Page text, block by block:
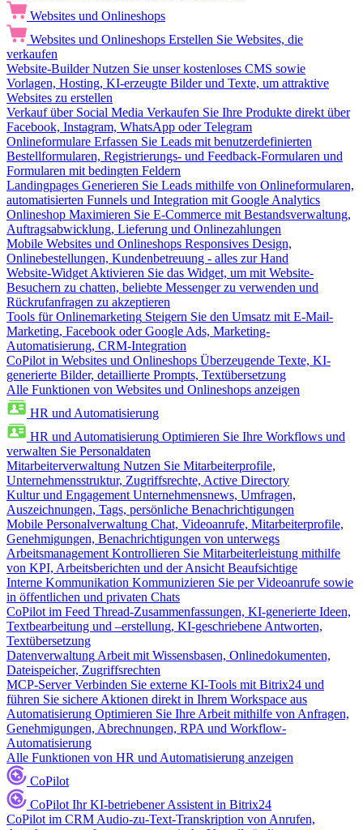
Websites und Onlineshops
Websites und Onlineshops Erstellen Sie Websites, die
verkaufen
Website-Builder Nutzen Sie unser kostenloses CMS sowie
Vorlagen, Hosting, KI-erzeugte Bilder und Texte, um attraktive
Websites zu erstellen
Verkauf über Social Media Verkaufen Sie Ihre Produkte direkt über
Facebook, Instagram, WhatsApp oder Telegram
Onlineformulare Erfassen Sie Leads mit benutzerdefinierten
Bestellformularen, Registrierungs- und Feedback-Formularen und
Formularen mit bedingten Feldern
Landingpages Generieren Sie Leads mithilfe von Onlineformularen,
automatisierten Funnels und Integration mit Google Analytics
Onlineshop Maximieren Sie E-Commerce mit Bestandsverwaltung,
Auftragsabwicklung, Lieferung und Onlinezahlungen
Mobile Websites und Onlineshops Responsives Design,
Onlinebestellungen, Kundenbetreuung - alles zur Hand
Website-Widget Aktivieren Sie das Widget, um mit Website-
Besuchern zu chatten, beliebte Messenger zu verwenden und
Rückrufanfragen zu akzeptieren
Tools für Onlinemarketing Steigern Sie den Umsatz mit E-Mail-
Marketing, Facebook oder Google Ads, Marketing-
Automatisierung, CRM-Integration
CoPilot in Websites und Onlineshops Überzeugende Texte, KI-
generierte Bilder, detaillierte Prompts, Textübersetzung
Alle Funktionen von Websites und Onlineshops anzeigen
HR und Automatisierung
HR und Automatisierung Optimieren Sie Ihre Workflows und
verwalten Sie Personaldaten
Mitarbeiterverwaltung Nutzen Sie Mitarbeiterprofile,
Unternehmensstruktur, Zugriffsrechte, Active Directory
Kultur und Engagement Unternehmensnews, Umfragen,
Auszeichnungen, Tags, persönliche Benachrichtigungen
Mobile Personalverwaltung Chat, Videoanrufe, Mitarbeiterprofile,
Genehmigungen, Benachrichtigungen von unterwegs
Arbeitsmanagement Kontrollieren Sie Mitarbeiterleistung mithilfe
von KPI, Arbeitsberichten und der Ansicht Beaufsichtige
Interne Kommunikation Kommunizieren Sie per Videoanrufe sowie
in öffentlichen und privaten Chats
CoPilot im Feed Thread-Zusammenfassungen, KI-generierte Ideen,
Textbearbeitung und –erstellung, KI-geschriebene Antworten,
Textübersetzung
Datenverwaltung Arbeit mit Wissensbasen, Onlinedokumenten,
Dateispeicher, Zugriffsrechten
MCP-Server Verbinden Sie externe KI-Tools mit Bitrix24 und
führen Sie sichere Aktionen direkt in Ihrem Workspace aus
Automatisierung Optimieren Sie Ihre Arbeit mithilfe von Anfragen,
Genehmigungen, Abrechnungen, RPA und Workflow-
Automatisierung
Alle Funktionen von HR und Automatisierung anzeigen
CoPilot
CoPilot Ihr KI-betriebener Assistent in Bitrix24
CoPilot im CRM Audio-zu-Text-Transkription von Anrufen,